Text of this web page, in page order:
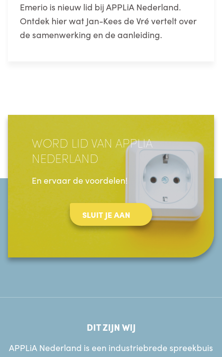
Emerio is nieuw lid bij APPLiA Nederland.
Ontdek hier wat Jan-Kees de Vré vertelt over
de samenwerking en de aanleiding.
WORD LID VAN APPLIA
NEDERLAND
En ervaar de voordelen!
SLUIT JE AAN
DIT ZIJN WIJ
APPLiA Nederland is een industriebrede spreekbuis